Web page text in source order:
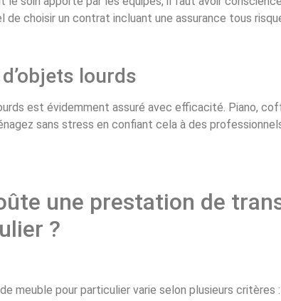
choisir un contrat incluant une assurance tous
lourds
est évidemment assuré avec efficacité. Piano,
sans stress en confiant cela à des
une prestation de
?
meuble pour particulier varie selon plusieurs